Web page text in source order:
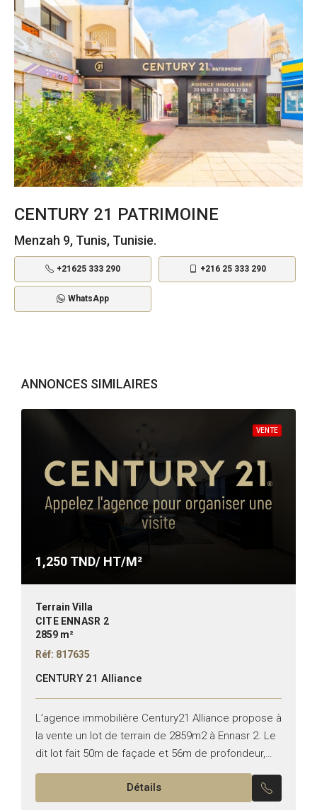
CENTURY 21 PATRIMOINE
Menzah 9, Tunis, Tunisie.
+21625 333 290 +216 25 333 290
WhatsApp
ANNONCES SIMILAIRES
VENTE
1,250 TND/ HT/M²
Terrain Villa
CITE ENNASR 2
2859 m²
Réf: 817635
CENTURY 21 Alliance
L’agence immobilière Century21 Alliance propose à
la vente un lot de terrain de 2859m2 à Ennasr 2. Le
dit lot fait 50m de façade et 56m de profondeur,
entouré de résidences R+2...
Détails